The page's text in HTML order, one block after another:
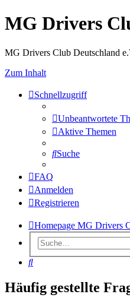
MG Drivers
MG Drivers Club Deutschland
Zum Inhalt
Schnellzugriff
Unbeantwortete
Aktive Themen
Suche
FAQ
Anmelden
Registrieren
Homepage MG Drivers
Suche
Häufig gestellte